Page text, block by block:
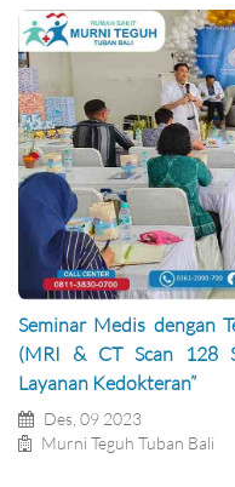
Seminar Medis dengan
(MRI & CT Scan 128
Layanan Kedokteran”
Des, 09 2023
Murni Teguh Tuban Bali